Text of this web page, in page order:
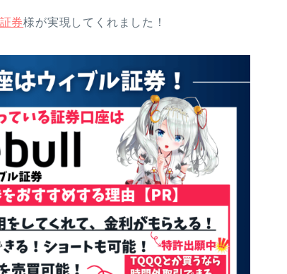
券様が実現してくれました！